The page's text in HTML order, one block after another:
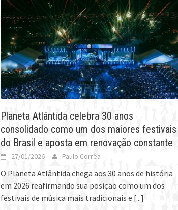
Planeta Atlântida celebra 30 anos
consolidado como um dos maiores festivais
do Brasil e aposta em renovação constante
27/01/2026 Paulo Corrêa
O Planeta Atlântida chega aos 30 anos de história
em 2026 reafirmando sua posição como um dos
festivais de música mais tradicionais e [...]